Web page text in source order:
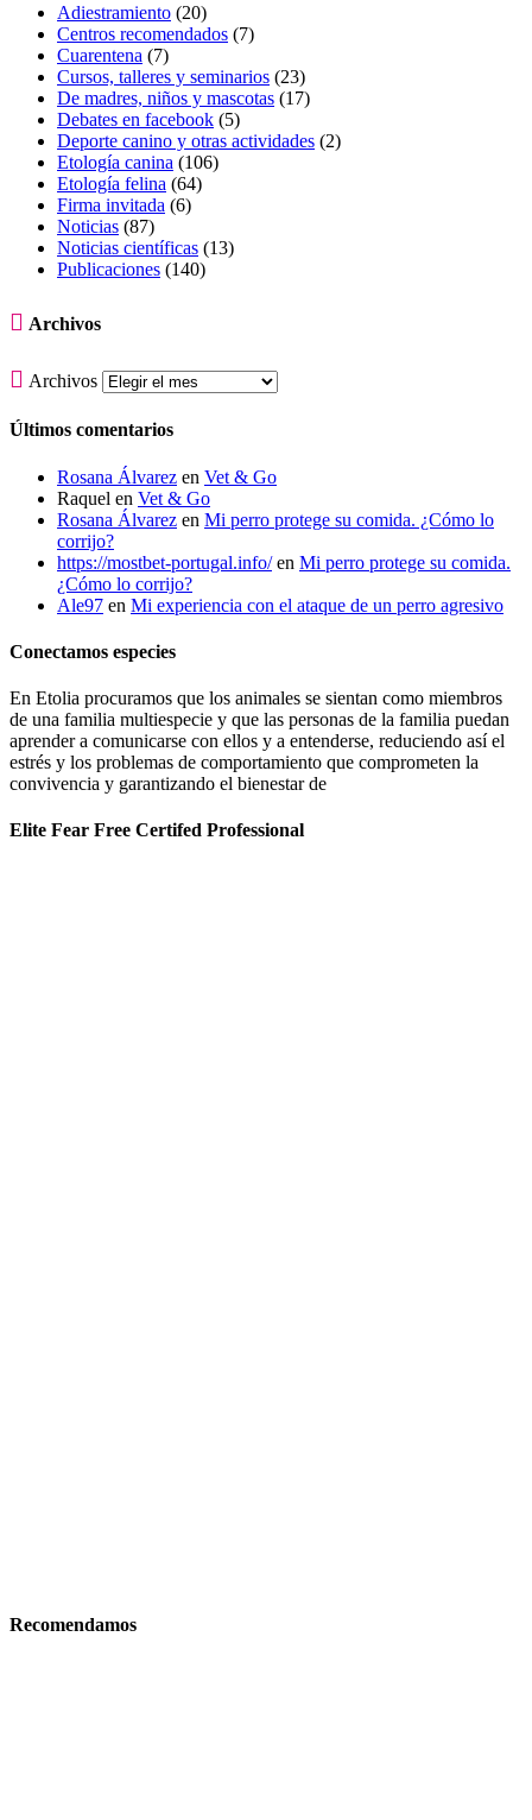
Adiestramiento (20)
Centros recomendados (7)
Cuarentena (7)
Cursos, talleres y seminarios (23)
De madres, niños y mascotas (17)
Debates en facebook (5)
Deporte canino y otras actividades (2)
Etología canina (106)
Etología felina (64)
Firma invitada (6)
Noticias (87)
Noticias científicas (13)
Publicaciones (140)
 Archivos
 Archivos
Últimos comentarios
Rosana Álvarez en Vet & Go
Raquel en Vet & Go
Rosana Álvarez en Mi perro protege su comida. ¿Cómo lo
corrijo?
https://mostbet-portugal.info/en Mi perro protege su comida.
¿Cómo lo corrijo?
Ale97 en Mi experiencia con el ataque de un perro agresivo
Conectamos especies
En Etolia procuramos que los animales se sientan como miembros
de una familia multiespecie y que las personas de la familia puedan
aprender a comunicarse con ellos y a entenderse, reduciendo así el
estrés y los problemas de comportamiento que comprometen la
convivencia y garantizando el bienestar de
Elite Fear Free Certifed Professional
Recomendamos